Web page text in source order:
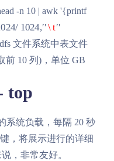
-n 10 | awk '{printf
/ 1024 "\t "
文件系统中表文件
前 10 列)，单位 GB
top
系统负载，每隔 20 秒
，将展示进行的详细
，非常友好。